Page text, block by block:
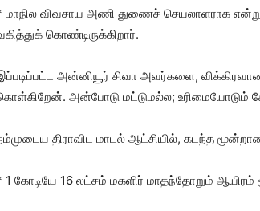
மாநில விவசாய அணி துணைச் செயலாளராக
கொண்டிருக்கிறார்.
அன்னியூர் சிவா அவர்களை,
அன்போடு மட்டுமல்ல; உரிமையோடும்
திராவிட மாடல் ஆட்சியில், கடந்த
1 கோடியே 16 லட்சம் மகளிர் மாதந்தோறும் ஆயிரம்